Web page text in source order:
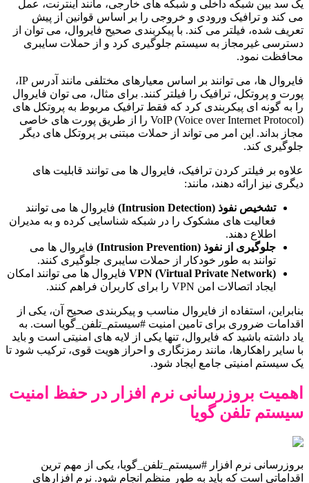
یک سد بین شبکه داخلی و شبکه های خارجی، مانند اینترنت، عمل
می کند و ترافیک ورودی و خروجی را بر اساس قوانین از پیش
تعریف شده، فیلتر می کند. با پیکربندی صحیح فایروال، می توان از
دسترسی غیرمجاز به سیستم جلوگیری کرد و از حملات سایبری
محافظت نمود.
فایروال ها، می توانند بر اساس معیارهای مختلفی مانند آدرس IP،
پورت و پروتکل، ترافیک را فیلتر کنند. برای مثال، می توان فایروال
را به گونه ای پیکربندی کرد که فقط ترافیک مربوط به پروتکل های
VoIP (Voice over Internet Protocol) را از طریق پورت های خاصی
مجاز بداند. این امر می تواند از حملات مبتنی بر پروتکل های دیگر
جلوگیری کند.
علاوه بر فیلتر کردن ترافیک، فایروال ها می توانند قابلیت های
دیگری نیز ارائه دهند، مانند:
تشخیص نفوذ (Intrusion Detection)
فایروال ها می توانند
فعالیت های مشکوک را در شبکه شناسایی کرده و به مدیران
اطلاع دهند.
جلوگیری از نفوذ (Intrusion Prevention)
فایروال ها می
توانند به طور خودکار از حملات سایبری جلوگیری کنند.
VPN (Virtual Private Network) فایروال ها می توانند امکان
ایجاد اتصالات امن VPN را برای کاربران فراهم کنند.
بنابراین، استفاده از فایروال مناسب و پیکربندی صحیح آن، یکی از
اقدامات ضروری برای تامین امنیت #سیستم_تلفن_گویا است. به
یاد داشته باشید که فایروال، تنها یکی از لایه های امنیتی است و باید
با سایر راهکارها، مانند رمزنگاری و احراز هویت قوی، ترکیب شود تا
یک سیستم امنیتی جامع ایجاد شود.
اهمیت بروزرسانی نرم افزار در حفظ امنیت
سیستم تلفن گویا
بروزرسانی نرم افزار #سیستم_تلفن_گویا، یکی از مهم ترین
اقداماتی است که باید به طور منظم انجام شود. نرم افزارهای